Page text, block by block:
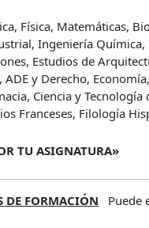
Física, Matemáticas,
Ingeniería
Estudios de
ADE y Derecho,
Ciencia y
Franceses, Filología
TU ASIGNATURA»
DE FORMACIÓN Puede